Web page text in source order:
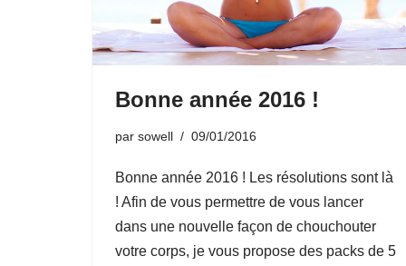
Bonne année 2016 !
par sowell 09/01/2016
Bonne année 2016 ! Les résolutions sont là
! Afin de vous permettre de vous lancer
dans une nouvelle façon de chouchouter
votre corps, je vous propose des packs de 5